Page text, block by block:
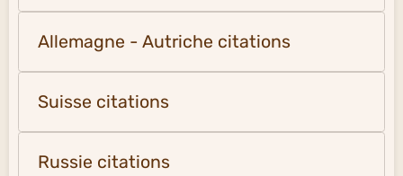
Allemagne - Autriche citations
Suisse citations
Russie citations